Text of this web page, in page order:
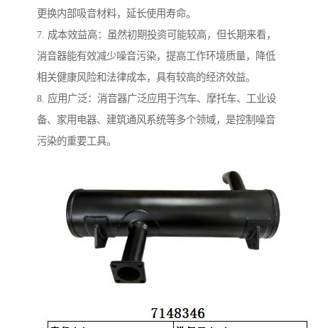
更换内部吸音材料，延长使用寿命。
7. 成本效益高：虽然初期投资可能较高，但长期来看，
消音器能有效减少噪音污染，提高工作环境质量，降低
相关健康风险和法律成本，具有较高的经济效益。
8. 应用广泛：消音器广泛应用于汽车、摩托车、工业设
备、家用电器、建筑通风系统等多个领域，是控制噪音
污染的重要工具。